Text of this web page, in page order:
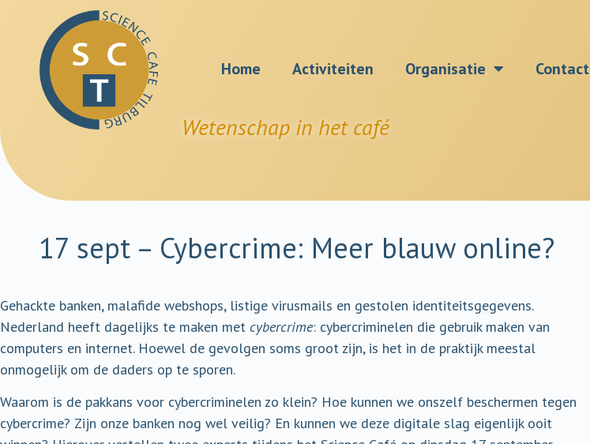
Home Activiteiten Organisatie Contact
Wetenschap in het café
17 sept – Cybercrime: Meer blauw online?
Gehackte banken, malafide webshops, listige virusmails en gestolen identiteitsgegevens.
Nederland heeft dagelijks te maken met cybercrime: cybercriminelen die gebruik maken van
computers en internet. Hoewel de gevolgen soms groot zijn, is het in de praktijk meestal
onmogelijk om de daders op te sporen.
Waarom is de pakkans voor cybercriminelen zo klein? Hoe kunnen we onszelf beschermen tegen
cybercrime? Zijn onze banken nog wel veilig? En kunnen we deze digitale slag eigenlijk ooit